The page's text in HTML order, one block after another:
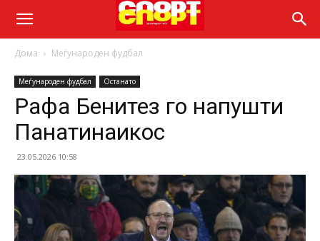
Дома Меѓународен фудбал
Меѓународен фудбал Останато
Рафа Бенитез го напушти
Панатинаикос
23.05.2026 10:58